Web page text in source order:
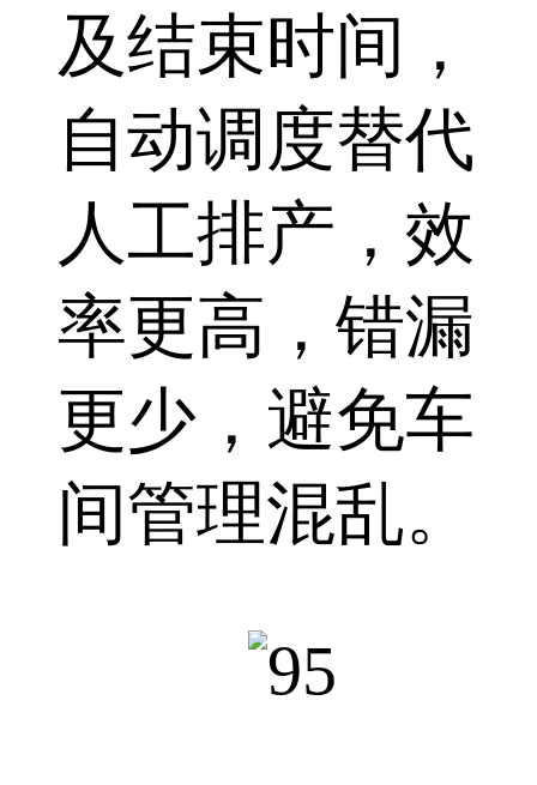
及结束时间，
自动调度替代
人工排产，效
率更高，错漏
更少，避免车
间管理混乱。